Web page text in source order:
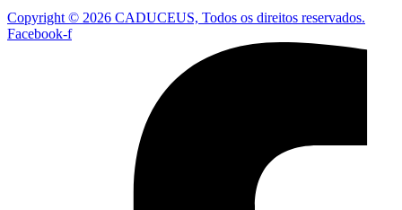
Copyright © 2026 CADUCEUS, Todos os direitos reservados.
Facebook-f